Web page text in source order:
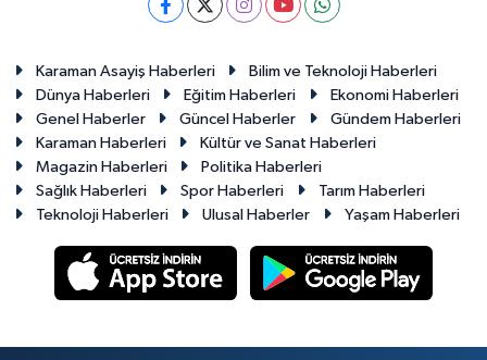
Karaman Asayiş Haberleri
Bilim ve Teknoloji Haberleri
Dünya Haberleri
Eğitim Haberleri
Ekonomi Haberleri
Genel Haberler
Güncel Haberler
Gündem Haberleri
Karaman Haberleri
Kültür ve Sanat Haberleri
Magazin Haberleri
Politika Haberleri
Sağlık Haberleri
Spor Haberleri
Tarım Haberleri
Teknoloji Haberleri
Ulusal Haberler Yaşam Haberleri